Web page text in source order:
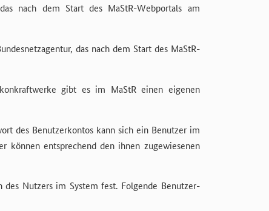
nach dem Start des MaStR-Webportals am
das nach dem Start des MaStR-
gibt es im MaStR einen eigenen
des Benutzerkontos kann sich ein Benutzer im
können entsprechend den ihnen zugewiesenen
Nutzers im System fest. Folgende Benutzer-